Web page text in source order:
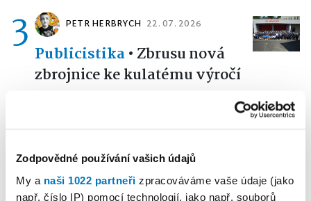
Zodpovědné používání vašich údajů
My a naši 1022 partneři zpracováváme vaše údaje (jako
např. číslo IP) pomocí technologií, jako např. souborů
3 PETR HERBRYCH 22. 07. 2026
Publicistika• Zbrusu nová
zbrojnice ke kulatému výročí
4
CHROMÁ
2026
Publicistika•Ani se tam
neohřála